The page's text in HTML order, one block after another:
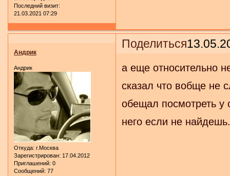
Последний визит:
21.03.2021 07:29
Поделиться
Андрик
Андрик
Откуда: г.Москва
Зарегистрирован: 17.04.2012
Приглашений: 0
Сообщений: 77
а еще относительно
сказал что вобще не
обещал посмотреть у
него если не